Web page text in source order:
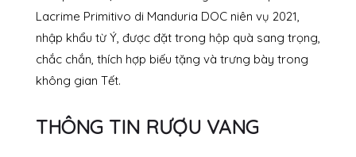
Lacrime Primitivo di Manduria DOC niên vụ 2021,
nhập khẩu từ Ý, được đặt trong hộp quà sang trọng,
chắc chắn, thích hợp biếu tặng và trưng bày trong
không gian Tết.
THÔNG TIN RƯỢU VANG